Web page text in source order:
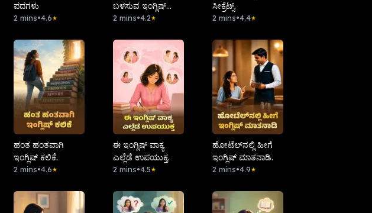
ಪದಗಳು
2 mins•4.6★
ಬಳಸುವ ಇಂಗ್ಲಿಷ್
ಪದಗಳು
2 mins•4.2★
ಸೀಕ್ರೆಟ್ಸ್.
2 mins•4.4★
ಹಂತ ಹಂತವಾಗಿ
ಇಂಗ್ಲಿಷ್ ಕಲಿಕೆ.
2 mins•4.6★
ಈ ಇಂಗ್ಲಿಷ್ ವಾಕ್ಯ
ಎಲ್ಲೆಡೆ ಉಪಯುಕ್ತ.
2 mins•4.5★
ಹೋಟೆಲ್‌ನಲ್ಲಿ ಹೀಗೆ
ಇಂಗ್ಲಿಷ್ ಮಾತನಾಡಿ.
2 mins•4.9★